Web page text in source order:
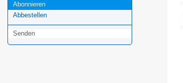
Abonnieren
Abbestellen
Senden